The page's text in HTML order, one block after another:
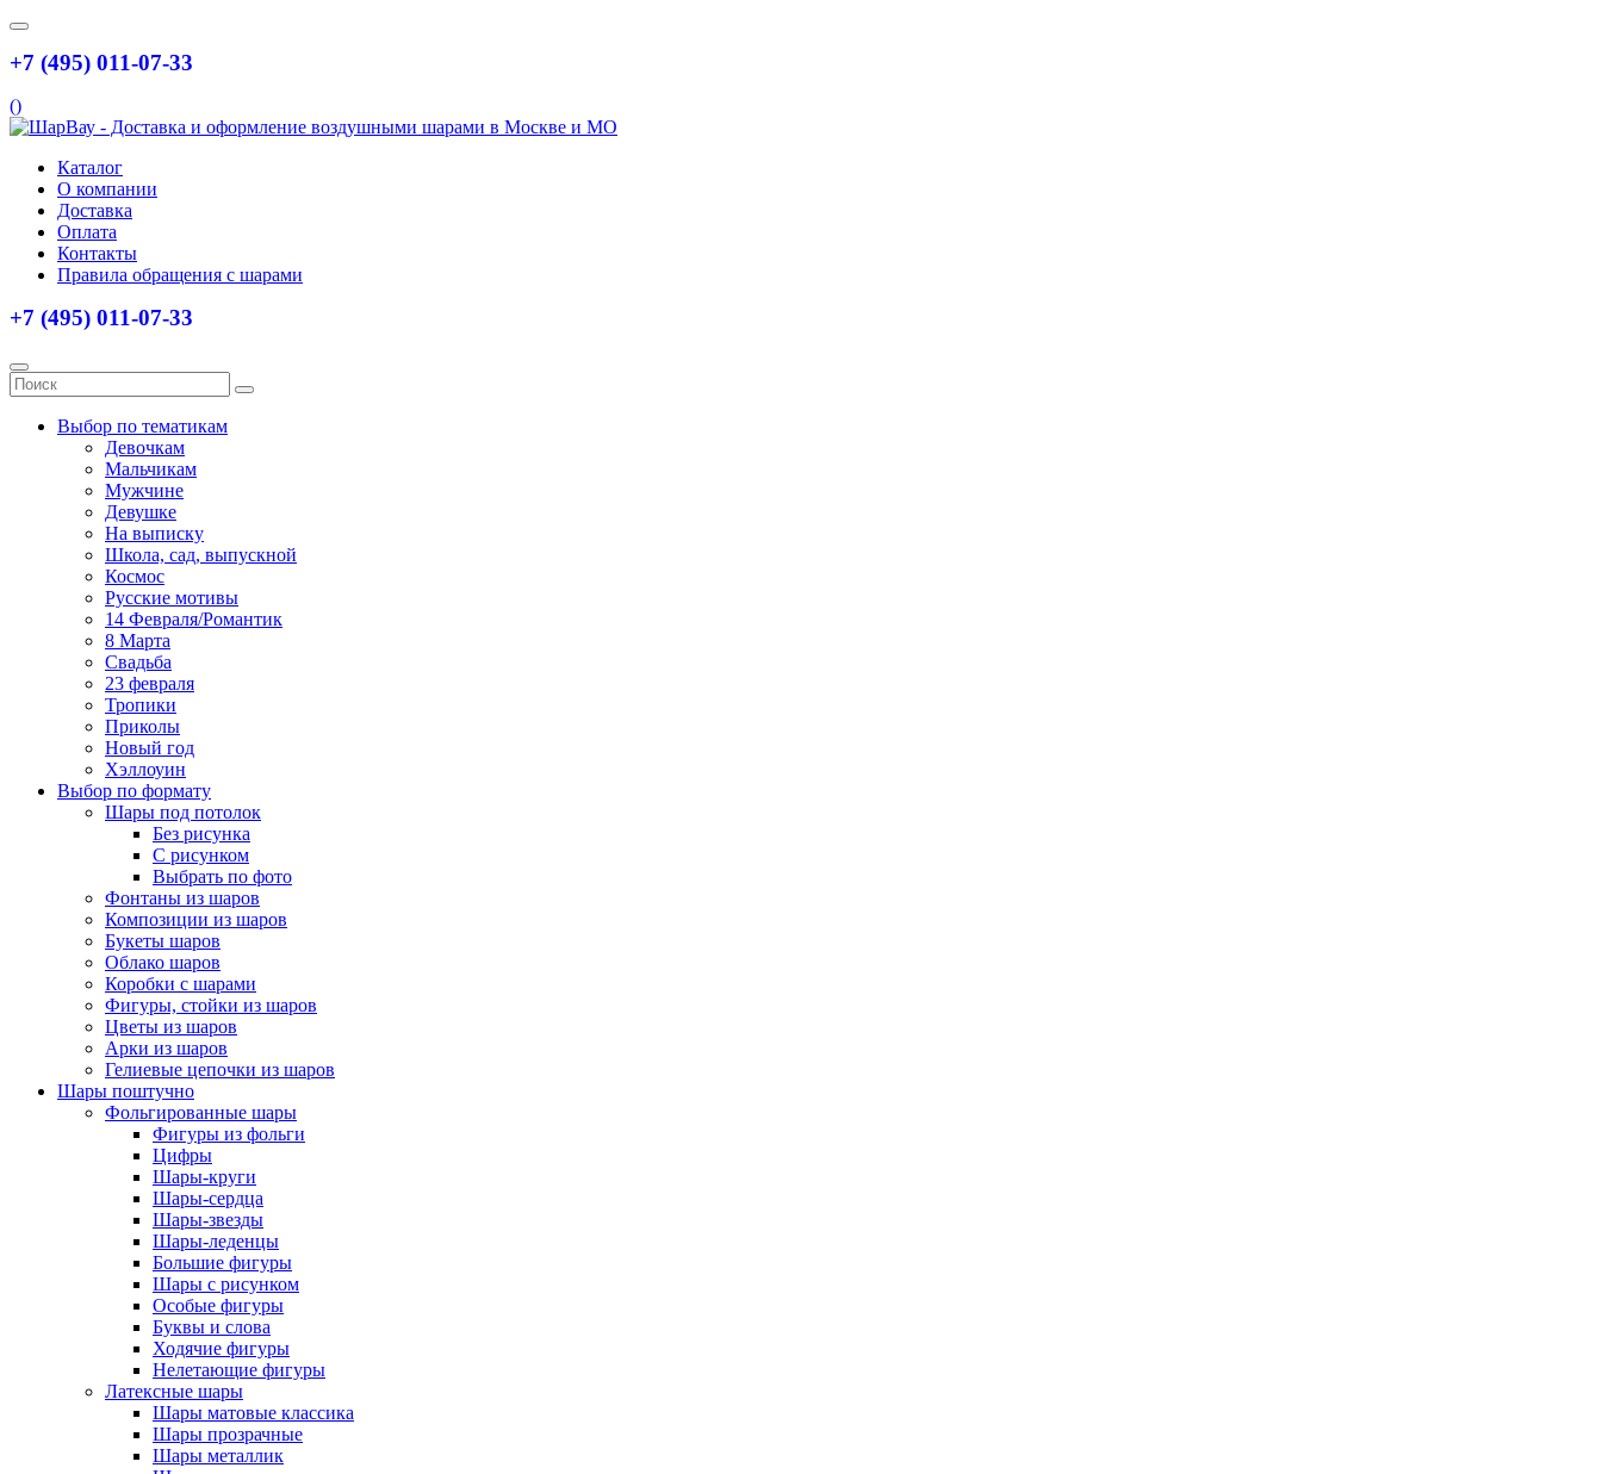
+7 (495) 011-07-33
()
Каталог
О компании
Доставка
Оплата
Контакты
Правила обращения с шарами
+7 (495) 011-07-33
Выбор по тематикам
Девочкам
Мальчикам
Мужчине
Девушке
На выписку
Школа, сад, выпускной
Космос
Русские мотивы
14 Февраля/Романтик
8 Марта
Свадьба
23 февраля
Тропики
Приколы
Новый год
Хэллоуин
Выбор по формату
Шары под потолок
Без рисунка
С рисунком
Выбрать по фото
Фонтаны из шаров
Композиции из шаров
Букеты шаров
Облако шаров
Коробки с шарами
Фигуры, стойки из шаров
Цветы из шаров
Арки из шаров
Гелиевые цепочки из шаров
Шары поштучно
Фольгированные шары
Фигуры из фольги
Цифры
Шары-круги
Шары-сердца
Шары-звезды
Шары-леденцы
Большие фигуры
Шары с рисунком
Особые фигуры
Буквы и слова
Ходячие фигуры
Нелетающие фигуры
Латексные шары
Шары матовые классика
Шары прозрачные
Шары металлик